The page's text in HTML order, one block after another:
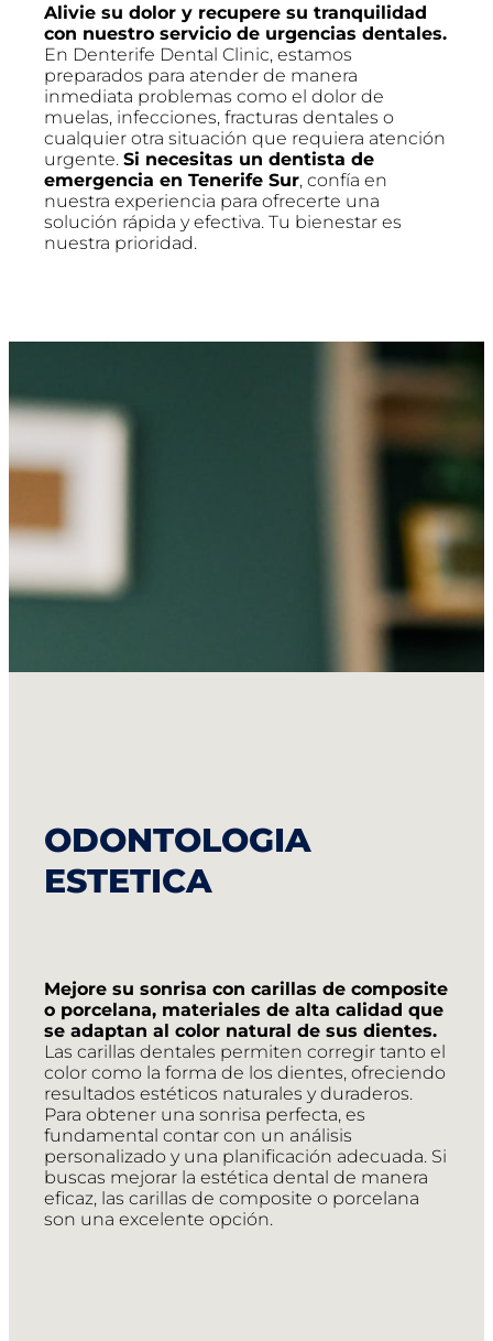
Alivie su dolor y recupere su tranquilidad
con nuestro servicio de urgencias dentales.
En Denterife Dental Clinic, estamos
preparados para atender de manera
inmediata problemas como el dolor de
muelas, infecciones, fracturas dentales o
cualquier otra situación que requiera atención
urgente. Si necesitas un dentista de
emergencia en Tenerife Sur, confía en
nuestra experiencia para ofrecerte una
solución rápida y efectiva. Tu bienestar es
nuestra prioridad.
ODONTOLOGIA
ESTETICA
Mejore su sonrisa con carillas de composite
o porcelana, materiales de alta calidad que
se adaptan al color natural de sus dientes.
Las carillas dentales permiten corregir tanto el
color como la forma de los dientes, ofreciendo
resultados estéticos naturales y duraderos.
Para obtener una sonrisa perfecta, es
fundamental contar con un análisis
personalizado y una planificación adecuada. Si
buscas mejorar la estética dental de manera
eficaz, las carillas de composite o porcelana
son una excelente opción.